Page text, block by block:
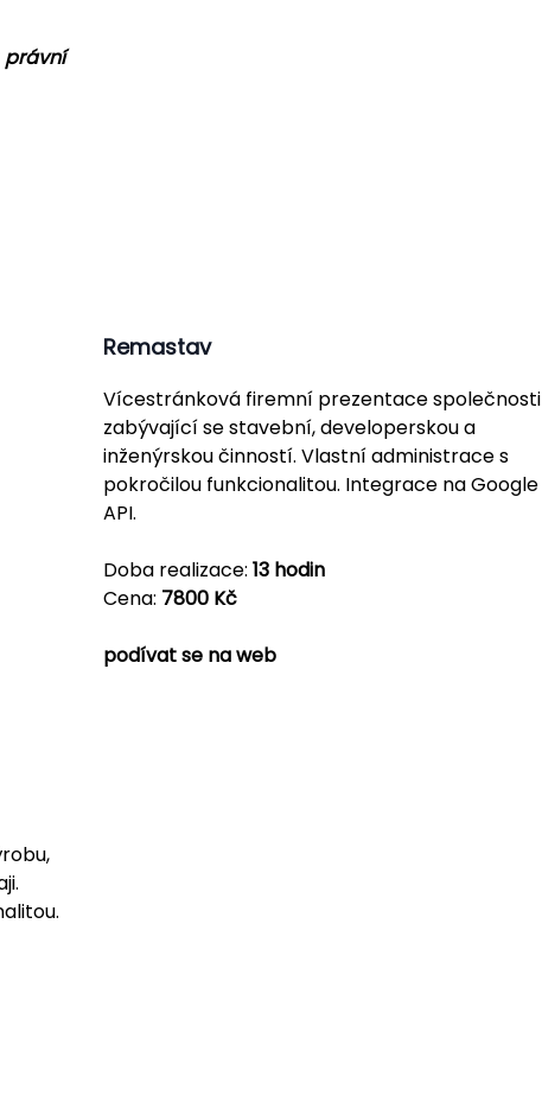
Remastav
Vícestránková firemní prezentace společnosti
zabývající se stavební, developerskou a
inženýrskou činností. Vlastní administrace s
pokročilou funkcionalitou. Integrace na Google
API.
Doba realizace: 13 hodin
Cena: 7800 Kč
podívat se na web